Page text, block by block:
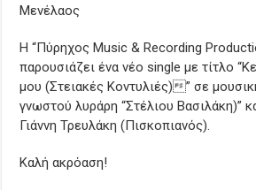
Μενέλαος
Η “Πύρηχος Music & Recording
παρουσιάζει ένα νέο single με τίτλο
μου (Στειακές Κοντυλιές)” σε
γνωστού λυράρη “Στέλιου Βασιλάκη)”
Γιάννη Τρευλάκη (Πισκοπιανός).
Καλή ακρόαση!